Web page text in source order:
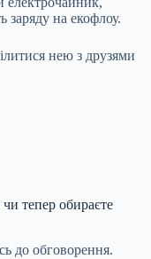
заряду на екофлоу.
нею з друзями
тепер обираєте
до обговорення.